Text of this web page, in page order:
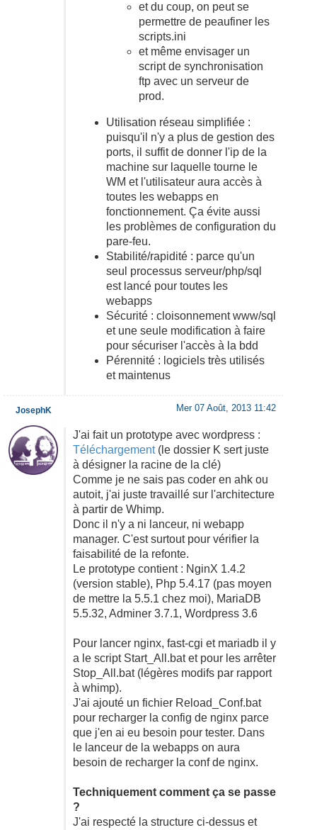
et du coup, on peut se
permettre de peaufiner les
scripts.ini
et même envisager un
script de synchronisation
ftp avec un serveur de
prod.
Utilisation réseau simplifiée :
puisqu'il n'y a plus de gestion des
ports, il suffit de donner l'ip de la
machine sur laquelle tourne le
WM et l'utilisateur aura accès à
toutes les webapps en
fonctionnement. Ça évite aussi
les problèmes de configuration du
pare-feu.
Stabilité/rapidité : parce qu'un
seul processus serveur/php/sql
est lancé pour toutes les
webapps
Sécurité : cloisonnement www/sql
et une seule modification à faire
pour sécuriser l'accès à la bdd
Pérennité : logiciels très utilisés
et maintenus
Mer 07 Août, 2013 11:42
J'ai fait un prototype avec wordpress :
Téléchargement(le dossier K sert juste
à désigner la racine de la clé)
Comme je ne sais pas coder en ahk ou
autoit, j'ai juste travaillé sur l'architecture
à partir de Whimp.
Donc il n'y a ni lanceur, ni webapp
manager. C'est surtout pour vérifier la
faisabilité de la refonte.
Le prototype contient : NginX 1.4.2
(version stable), Php 5.4.17 (pas moyen
de mettre la 5.5.1 chez moi), MariaDB
5.5.32, Adminer 3.7.1, Wordpress 3.6
Pour lancer nginx, fast-cgi et mariadb il y
a le script Start_All.bat et pour les arrêter
Stop_All.bat (légères modifs par rapport
à whimp).
J'ai ajouté un fichier Reload_Conf.bat
pour recharger la config de nginx parce
que j'en ai eu besoin pour tester. Dans
le lanceur de la webapps on aura
besoin de recharger la conf de nginx.
Techniquement comment ça se passe
?
J'ai respecté la structure ci-dessus et
JosephK